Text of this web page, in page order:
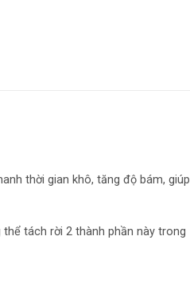
thời gian khô, tăng độ bám, giúp
tách rời 2 thành phần này trong